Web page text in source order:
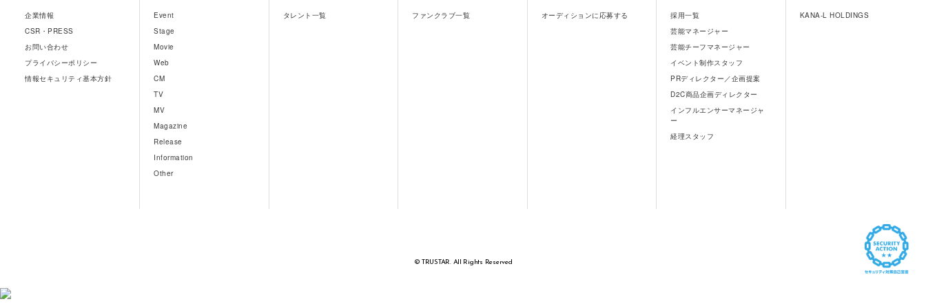
企業情報
CSR・PRESS
お問い合わせ
プライバシーポリシー
情報セキュリティ基本方針
Event
Stage
Movie
Web
CM
TV
MV
Magazine
Release
Information
Other
タレント一覧 ファンクラブ一覧 オーディションに応募する
採用一覧
芸能マネージャー
芸能チーフマネージャー
イベント制作スタッフ
PRディレクター／企画提案
D2C商品企画ディレクター
インフルエンサーマネージャ
ー
経理スタッフ
KANA-L HOLDINGS
© TRUSTAR. All Rights Reserved